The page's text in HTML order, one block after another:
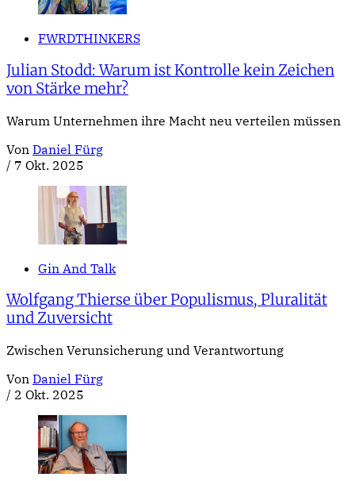
FWRDTHINKERS
Julian Stodd: Warum ist Kontrolle kein Zeichen
von Stärke mehr?
Warum Unternehmen ihre Macht neu verteilen müssen
Von Daniel Fürg
/ 7 Okt. 2025
Gin And Talk
Wolfgang Thierse über Populismus, Pluralität
und Zuversicht
Zwischen Verunsicherung und Verantwortung
Von Daniel Fürg
/ 2 Okt. 2025